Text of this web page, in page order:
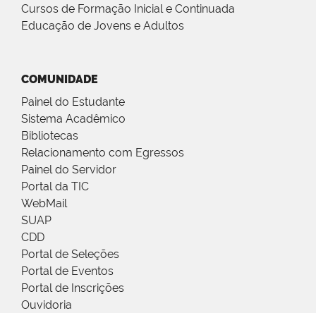
Cursos de Formação Inicial e Continuada
Educação de Jovens e Adultos
COMUNIDADE
Painel do Estudante
Sistema Acadêmico
Bibliotecas
Relacionamento com Egressos
Painel do Servidor
Portal da TIC
WebMail
SUAP
CDD
Portal de Seleções
Portal de Eventos
Portal de Inscrições
Ouvidoria